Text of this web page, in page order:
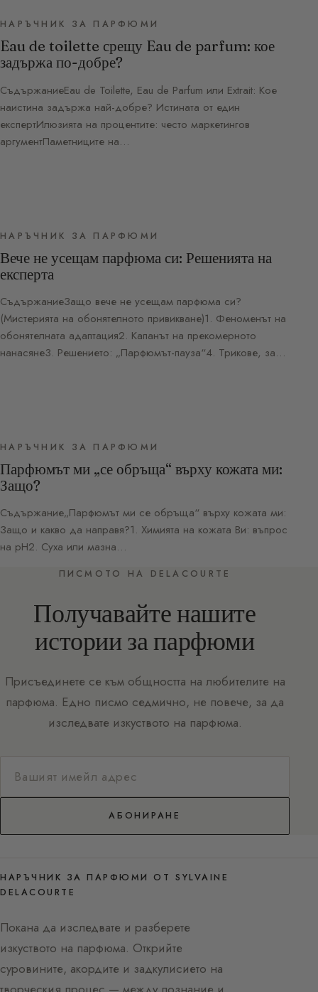
НАРЪЧНИК ЗА ПАРФЮМИ
Eau de toilette срещу Eau de parfum: кое
задържа по-добре?
СъдържаниеEau de Toilette, Eau de Parfum или Extrait: Кое
наистина задържа най-добре? Истината от един
експертИлюзията на процентите: често маркетингов
аргументПаметниците на…
НАРЪЧНИК ЗА ПАРФЮМИ
Вече не усещам парфюма си: Решенията на
експерта
СъдържаниеЗащо вече не усещам парфюма си?
(Мистерията на обонятелното привикване)1. Феноменът на
обонятелната адаптация2. Капанът на прекомерното
нанасяне3. Решението: „Парфюмът-пауза“4. Трикове, за…
НАРЪЧНИК ЗА ПАРФЮМИ
Парфюмът ми „се обръща“ върху кожата ми:
Защо?
Съдържание„Парфюмът ми се обръща“ върху кожата ми:
Защо и какво да направя?1. Химията на кожата Ви: въпрос
на pH2. Суха или мазна…
ПИСМОТО НА DELACOURTE
Получавайте нашите
истории за парфюми
Присъединете се към общността на любителите на
парфюма. Едно писмо седмично, не повече, за да
изследвате изкуството на парфюма.
АБОНИРАНЕ
НАРЪЧНИК ЗА ПАРФЮМИ ОТ SYLVAINE
DELACOURTE
Покана да изследвате и разберете
изкуството на парфюма. Открийте
суровините, акордите и задкулисието на